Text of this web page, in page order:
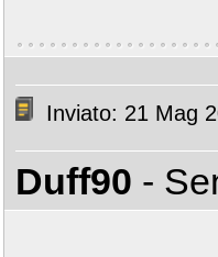
Inviato: 21 Mag
Duff90 -